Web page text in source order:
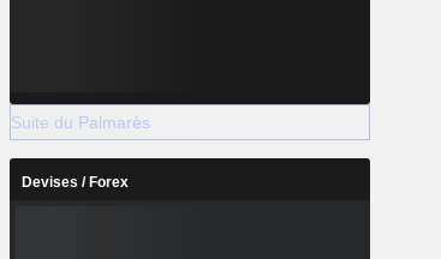
Suite du Palmarès
Devises / Forex